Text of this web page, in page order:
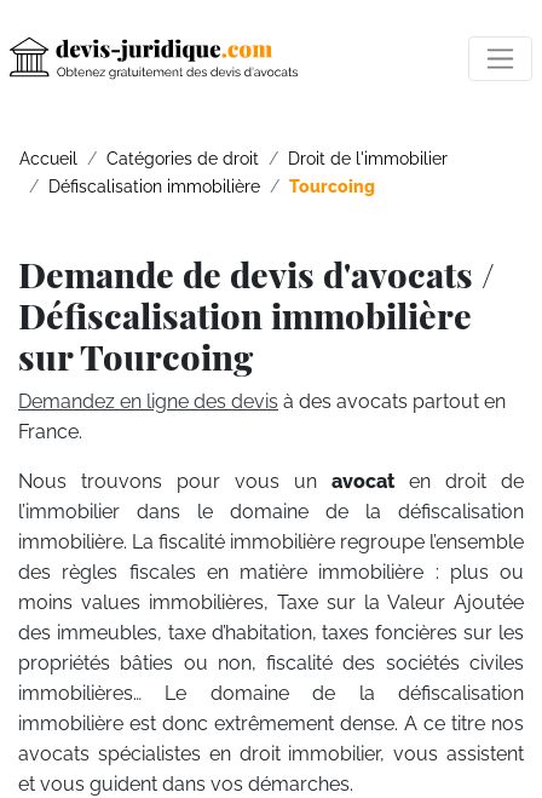
Accueil Catégories de droit
Droit de l'immobilier
Défiscalisation immobilière
Tourcoing
Demande de devis d'avocats /
Défiscalisation immobilière
sur Tourcoing
Demandez en ligne des devis à des avocats partout en
France.
Nous trouvons pour vous un avocat en droit de
l’immobilier dans le domaine de la défiscalisation
immobilière. La fiscalité immobilière regroupe l’ensemble
des règles fiscales en matière immobilière : plus ou
moins values immobilières, Taxe sur la Valeur Ajoutée
des immeubles, taxe d’habitation, taxes foncières sur les
propriétés bâties ou non, fiscalité des sociétés civiles
immobilières… Le domaine de la défiscalisation
immobilière est donc extrêmement dense. A ce titre nos
avocats spécialistes en droit immobilier, vous assistent
et vous guident dans vos démarches.